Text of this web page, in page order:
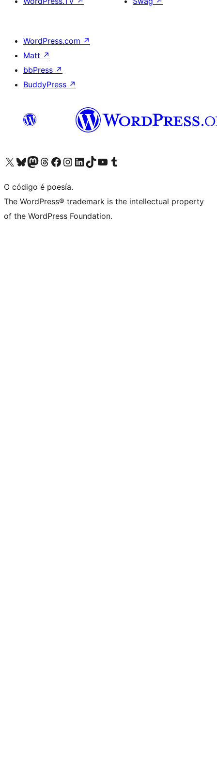
WordPress.com ↗
Matt ↗
bbPress ↗
BuddyPress ↗
Visita la cuenta de X (anteriormente Twitter)
Visita a nosa conta de Bluesky
Visita a nosa conta de Mastodon
Visita a nosa conta de Threads
Visita a nosa páxina de Facebook
Visita a nosa conta de Instagram
Visita a nosa conta de LinkedIn
Visita a nosa conta de TikTok
Visita a nosa canle de YouTube
Visita a nosa conta de Tumblr
O código é poesía.
The WordPress® trademark is the intellectual property
of the WordPress Foundation.